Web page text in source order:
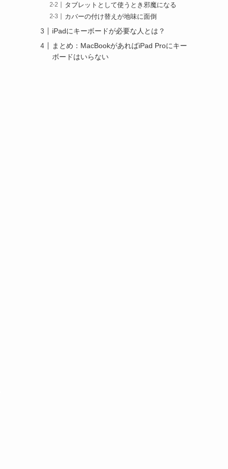
タブレットとして使うとき邪魔になる
カバーの付け替えが地味に面倒
iPadにキーボードが必要な人とは？
まとめ：MacBookがあればiPad Proにキー
ボードはいらない